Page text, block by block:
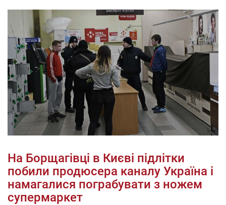
На Борщагівці в Києві підлітки
побили продюсера каналу Україна і
намагалися пограбувати з ножем
супермаркет